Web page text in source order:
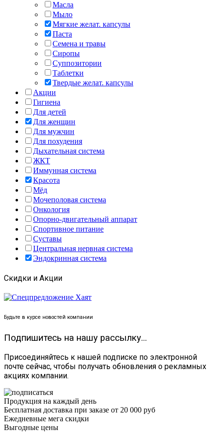
Масла
Мыло
Мягкие желат. капсулы
Паста
Семена и травы
Сиропы
Суппозитории
Таблетки
Твердые желат. капсулы
Акции
Гигиена
Для детей
Для женщин
Для мужчин
Для похудения
Дыхательная система
ЖКТ
Иммунная система
Красота
Мёд
Мочеполовая система
Онкология
Опорно-двигательный аппарат
Спортивное питание
Суставы
Центральная нервная система
Эндокринная система
Скидки и Акции
Будьте в курсе новостей компании
Подпишитесь на нашу рассылку...
Присоединяйтесь к нашей подписке по электронной
почте сейчас, чтобы получать обновления о рекламных
акциях компании.
Продукция на каждый день
Бесплатная доставка при заказе от 20 000 руб
Ежедневные мега скидки
Выгодные цены